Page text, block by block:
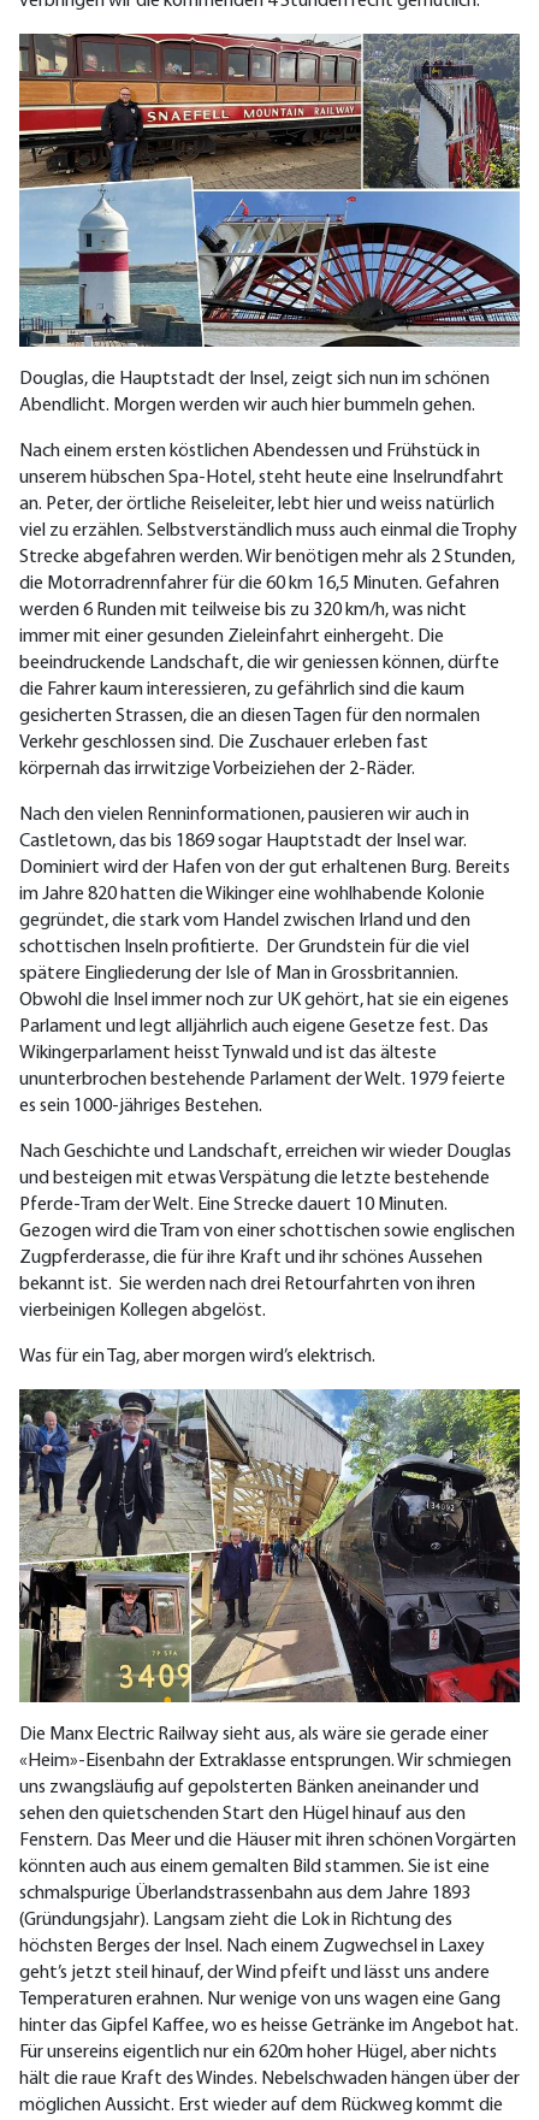
Douglas, die Hauptstadt der Insel, zeigt sich nun im schönen
Abendlicht. Morgen werden wir auch hier bummeln gehen.
Nach einem ersten köstlichen Abendessen und Frühstück in
unserem hübschen Spa-Hotel, steht heute eine Inselrundfahrt
an. Peter, der örtliche Reiseleiter, lebt hier und weiss natürlich
viel zu erzählen. Selbstverständlich muss auch einmal die Trophy
Strecke abgefahren werden. Wir benötigen mehr als 2 Stunden,
die Motorradrennfahrer für die 60 km 16,5 Minuten. Gefahren
werden 6 Runden mit teilweise bis zu 320 km/h, was nicht
immer mit einer gesunden Zieleinfahrt einhergeht. Die
beeindruckende Landschaft, die wir geniessen können, dürfte
die Fahrer kaum interessieren, zu gefährlich sind die kaum
gesicherten Strassen, die an diesen Tagen für den normalen
Verkehr geschlossen sind. Die Zuschauer erleben fast
körpernah das irrwitzige Vorbeiziehen der 2-Räder.
Nach den vielen Renninformationen, pausieren wir auch in
Castletown, das bis 1869 sogar Hauptstadt der Insel war.
Dominiert wird der Hafen von der gut erhaltenen Burg. Bereits
im Jahre 820 hatten die Wikinger eine wohlhabende Kolonie
gegründet, die stark vom Handel zwischen Irland und den
schottischen Inseln profitierte. Der Grundstein für die viel
spätere Eingliederung der Isle of Man in Grossbritannien.
Obwohl die Insel immer noch zur UK gehört, hat sie ein eigenes
Parlament und legt alljährlich auch eigene Gesetze fest. Das
Wikingerparlament heisst Tynwald und ist das älteste
ununterbrochen bestehende Parlament der Welt. 1979 feierte
es sein 1000-jähriges Bestehen.
Nach Geschichte und Landschaft, erreichen wir wieder Douglas
und besteigen mit etwas Verspätung die letzte bestehende
Pferde‑Tram der Welt. Eine Strecke dauert 10 Minuten.
Gezogen wird die Tram von einer schottischen sowie englischen
Zugpferderasse, die für ihre Kraft und ihr schönes Aussehen
bekannt ist. Sie werden nach drei Retourfahrten von ihren
vierbeinigen Kollegen abgelöst.
Was für ein Tag, aber morgen wird’s elektrisch.
Die Manx Electric Railway sieht aus, als wäre sie gerade einer
«Heim»-Eisenbahn der Extraklasse entsprungen. Wir schmiegen
uns zwangsläufig auf gepolsterten Bänken aneinander und
sehen den quietschenden Start den Hügel hinauf aus den
Fenstern. Das Meer und die Häuser mit ihren schönen Vorgärten
könnten auch aus einem gemalten Bild stammen. Sie ist eine
schmalspurige Überlandstrassenbahn aus dem Jahre 1893
(Gründungsjahr). Langsam zieht die Lok in Richtung des
höchsten Berges der Insel. Nach einem Zugwechsel in Laxey
geht’s jetzt steil hinauf, der Wind pfeift und lässt uns andere
Temperaturen erahnen. Nur wenige von uns wagen eine Gang
hinter das Gipfel Kaffee, wo es heisse Getränke im Angebot hat.
Für unsereins eigentlich nur ein 620m hoher Hügel, aber nichts
hält die raue Kraft des Windes. Nebelschwaden hängen über der
möglichen Aussicht. Erst wieder auf dem Rückweg kommt die